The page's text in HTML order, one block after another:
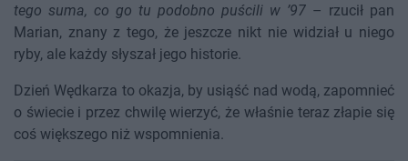
tego suma, co go tu podobno puścili w ’97 – rzucił pan
Marian, znany z tego, że jeszcze nikt nie widział u niego
ryby, ale każdy słyszał jego historie.
Dzień Wędkarza to okazja, by usiąść nad wodą, zapomnieć
o świecie i przez chwilę wierzyć, że właśnie teraz złapie się
coś większego niż wspomnienia.